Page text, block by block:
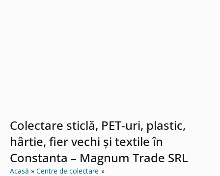
Colectare sticlă, PET-uri, plastic,
hârtie, fier vechi și textile în
Constanta – Magnum Trade SRL
Acasă
Centre de colectare